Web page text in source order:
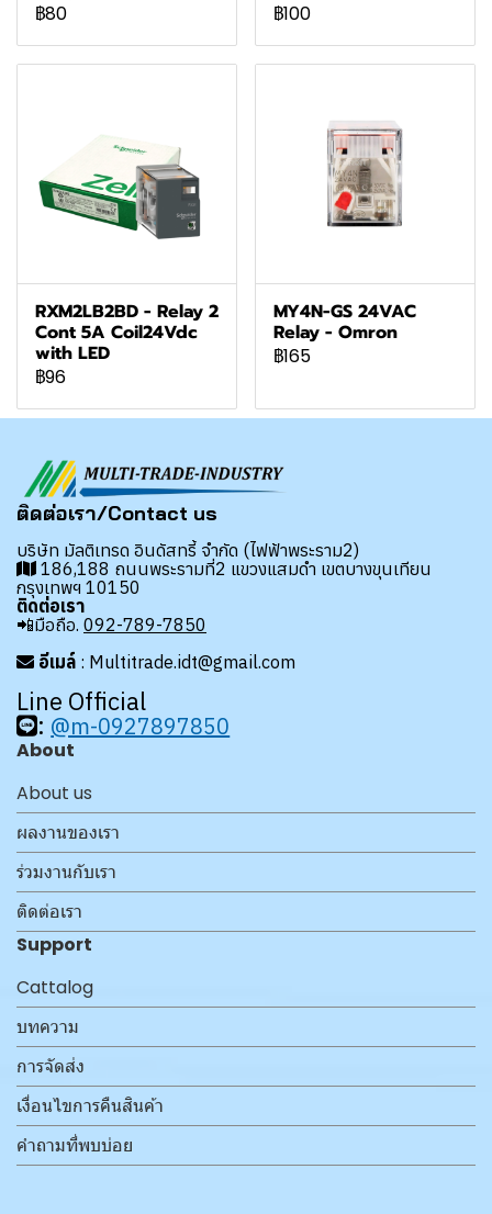
฿80 ฿100
RXM2LB2BD - Relay 2
Cont 5A Coil24Vdc
with LED
฿96
MY4N-GS 24VAC
Relay - Omron
฿165
ติดต่อเรา/Contact us
บริษัท มัลติเทรด อินดัสทรี้ จำกัด (ไฟฟ้าพระราม2)
186,188 ถนนพระรามที่2 แขวงแสมดำ เขตบางขุนเทียน
กรุงเทพฯ 10150
ติดต่อเรา
📲มือถือ. 092-789-7850
อีเมล์ : Multitrade.idt@gmail.com
Line Official
: @m-0927897850
About
About us
ผลงานของเรา
ร่วมงานกับเรา
ติดต่อเรา
Support
Cattalog
บทความ
การจัดส่ง
เงื่อนไขการคืนสินค้า
คำถามที่พบบ่อย